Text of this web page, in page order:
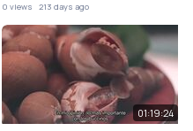
0 views 213 days ago
01:19:24